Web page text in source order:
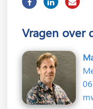
Vragen over